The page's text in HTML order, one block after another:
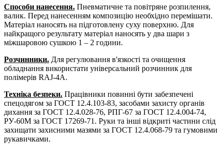
Способи нанесення. Пневматичне та повітряне розпилення,
валик. Перед нанесенням композицію необхідно перемішати.
Матеріал наносять на підготовлену суху поверхню. Для
найкращого результату матеріал наносять у два шари з
міжшаровою сушкою 1 – 2 години.
Розчинники. Для регулювання в'язкості та очищення
обладнання використати універсальний розчинник для
полімерів RAJ-4A.
Техніка безпеки. Працівники повинні бути забезпечені
спецодягом за ГОСТ 12.4.103-83, засобами захисту органів
дихання за ГОСТ 12.4.028-76, РПГ-67 за ГОСТ 12.4.004-74,
РУ-60М за ГОСТ 17269-71. Руки та інші відкриті частини слід
захищати захисними мазями за ГОСТ 12.4.068-79 та гумовими
рукавичками.